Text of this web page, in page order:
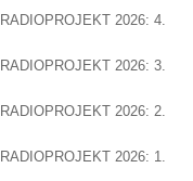
RADIOPROJEKT 2026: 4.
RADIOPROJEKT 2026: 3.
RADIOPROJEKT 2026: 2.
RADIOPROJEKT 2026: 1.